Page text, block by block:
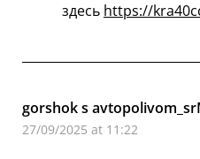
здесь https://
gorshok s
27/09/2025 at 11:22